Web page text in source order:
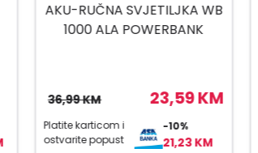
AKU-RADNA SVJETILJKA WB
2X10W
54,95 KM
Platite karticom i
ostvarite popust
-20%
43,96 KM